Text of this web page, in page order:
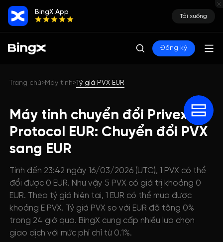
BingX App
Tải xuống
Đăng ký
Trang chủ>Máy tính>Tỷ giá PVX EUR
Máy tính chuyển đổi Privex
Protocol EUR: Chuyển đổi PVX
sang EUR
Tính đến 23:42 ngày 16/03/2026 (UTC), 1 PVX có thể
đổi được 0 EUR. Như vậy 5 PVX có giá trị khoảng 0
EUR. Theo tỷ giá hiện tại, 1 EUR có thể mua được
khoảng E PVX. Tỷ giá PVX so với EUR đã tăng 0%
trong 24 giờ qua. BingX cung cấp nhiều lựa chọn
giao dịch với mức phí chỉ từ 0.1%.